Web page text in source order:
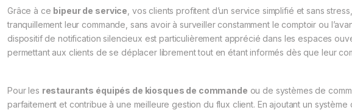
Grâce à ce bipeur de service , vos clients profitent d’un service simplifié et sans
tranquillement leur commande, sans avoir à surveiller constamment le comptoir ou
dispositif de notification silencieux est particulièrement apprécié dans les espaces
permettant aux clients de se déplacer librement tout en étant informés dès que leur
Pour les restaurants équipés de kiosques de commande ou de systèmes de
parfaitement et contribue à une meilleure gestion du flux client. En ajoutant un